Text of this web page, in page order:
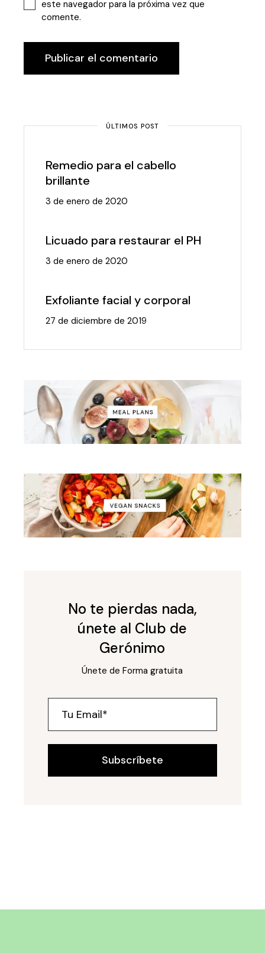
este navegador para la próxima vez que
comente.
Publicar el comentario
ÚLTIMOS POST
Remedio para el cabello
brillante
3 de enero de 2020
Licuado para restaurar el PH
3 de enero de 2020
Exfoliante facial y corporal
27 de diciembre de 2019
No te pierdas nada,
únete al Club de
Gerónimo
Únete de Forma gratuita
Subscríbete